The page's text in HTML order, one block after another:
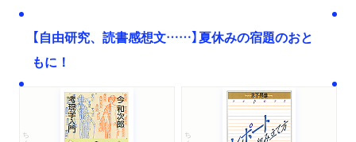
【自由研究、読書感想文……】夏休みの宿題のおと
もに！